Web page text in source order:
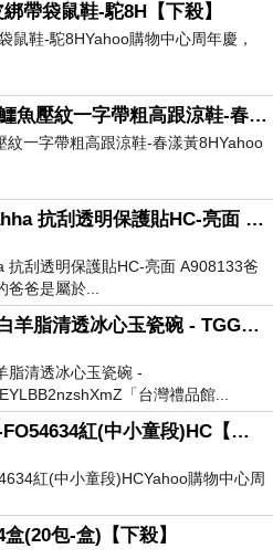
帶袋鼠鞋-駝8H【下殺】
鼠鞋-駝8HYahoo購物中心周年慶，
達芙妮DAPHNE 盛夏躍動鱷魚壓紋一字帶粗高跟涼鞋-春漾黃8H【下殺】
紋一字帶粗高跟涼鞋-春漾黃8HYahoo
【iPad Air】ahha 抗刮透明保護貼HC-亮面 A908133【超讚】
抗刮透明保護貼HC-亮面 A908133爸
爸是屬於...
【喜瑞瓷】月白羊脂清透冰心玉瓷碗 - TGG2p4ZDEkruEYLBB2nzshXmZ【獨家優惠】
脂清透冰心玉瓷碗 -
「台灣禮品館...
迪士尼童鞋-花漾皮質靴款-FO54634紅(中小童段)HC【先睹為快】
紅(中小童段)HCYahoo購物中心周
(20包-盒)【下殺】